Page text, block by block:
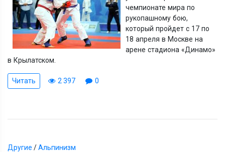
чемпионате мира по
рукопашному бою,
который пройдет с 17 по
18 апреля в Москве на
арене стадиона «Динамо»
в Крылатском.
Читать 2 397 0
Другие /Альпинизм